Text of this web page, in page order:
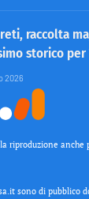
raccolta
storico
2026
riproduzione anche
sono di pubblico